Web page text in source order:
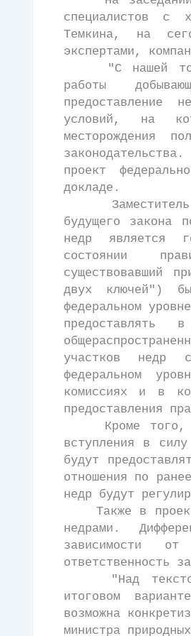
специалистов с
Темкина, на
экспертами,
"С нашей точки
работы
предоставление
условий, на
месторождения
проект
докладе.
Заместитель
будущего закона
недр является
состоянии
существовавший
двух ключей")
федеральном
предоставлять
участков недр
федеральном
комиссиях и в
предоставления
Кроме того, в
вступления в силу
будут
отношения по
недр будут
Также в проекте
недрами.
зависимости
ответственность
"Над текстом
итоговом
возможна
министра